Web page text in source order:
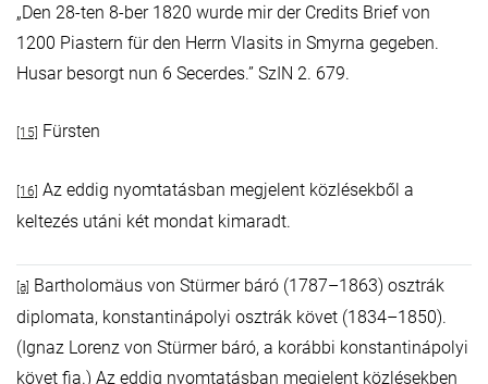
„Den 28-ten 8-ber 1820 wurde mir der Credits Brief von
1200 Piastern für den Herrn Vlasits in Smyrna gegeben.
Husar besorgt nun 6 Secerdes.” SzIN 2. 679.
[15] Fürsten
[16] Az eddig nyomtatásban megjelent közlésekből a
keltezés utáni két mondat kimaradt.
[a] Bartholomäus von Stürmer báró (1787–1863) osztrák
diplomata, konstantinápolyi osztrák követ (1834–1850).
(Ignaz Lorenz von Stürmer báró, a korábbi konstantinápolyi
követ fia.) Az eddig nyomtatásban megjelent közlésekben